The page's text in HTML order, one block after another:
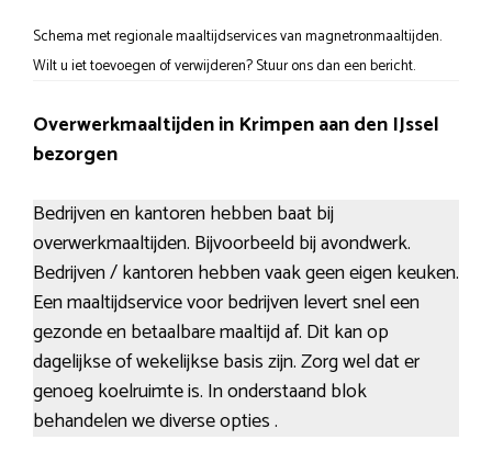
Schema met regionale maaltijdservices van magnetronmaaltijden.
Wilt u iet toevoegen of verwijderen? Stuur ons dan een bericht.
Overwerkmaaltijden in Krimpen aan den IJssel
bezorgen
Bedrijven en kantoren hebben baat bij
overwerkmaaltijden. Bijvoorbeeld bij avondwerk.
Bedrijven / kantoren hebben vaak geen eigen keuken.
Een maaltijdservice voor bedrijven levert snel een
gezonde en betaalbare maaltijd af. Dit kan op
dagelijkse of wekelijkse basis zijn. Zorg wel dat er
genoeg koelruimte is. In onderstaand blok
behandelen we diverse opties .